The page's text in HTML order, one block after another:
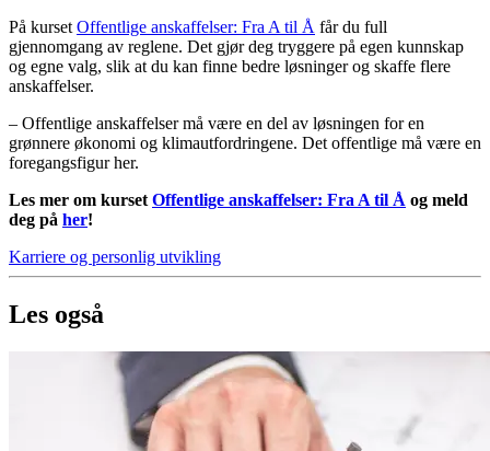
På kurset Offentlige anskaffelser: Fra A til Å får du full
gjennomgang av reglene. Det gjør deg tryggere på egen kunnskap
og egne valg, slik at du kan finne bedre løsninger og skaffe flere
anskaffelser.
– Offentlige anskaffelser må være en del av løsningen for en
grønnere økonomi og klimautfordringene. Det offentlige må være en
foregangsfigur her.
Les mer om kurset Offentlige anskaffelser: Fra A til Å og meld
deg på her!
Karriere og personlig utvikling
Les også